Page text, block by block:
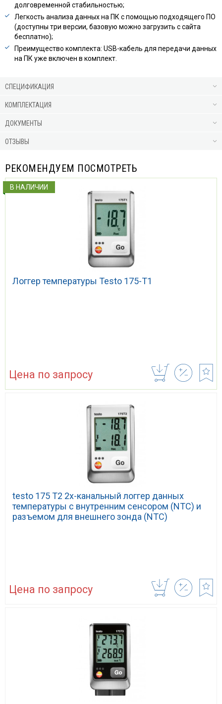
долговременной стабильностью;
Легкость анализа данных на ПК с помощью подходящего ПО
(доступны три версии, базовую можно загрузить с сайта
бесплатно);
Преимущество комплекта: USB-кабель для передачи данных
на ПК уже включен в комплект.
СПЕЦИФИКАЦИЯ
КОМПЛЕКТАЦИЯ
ДОКУМЕНТЫ
ОТЗЫВЫ
РЕКОМЕНДУЕМ ПОСМОТРЕТЬ
Логгер температуры Testo 175-T1
Цена по запросу
В НАЛИЧИИ
testo 175 T2 2х-канальный логгер данных
температуры с внутренним сенсором (NTC) и
разъемом для внешнего зонда (NTC)
Цена по запросу